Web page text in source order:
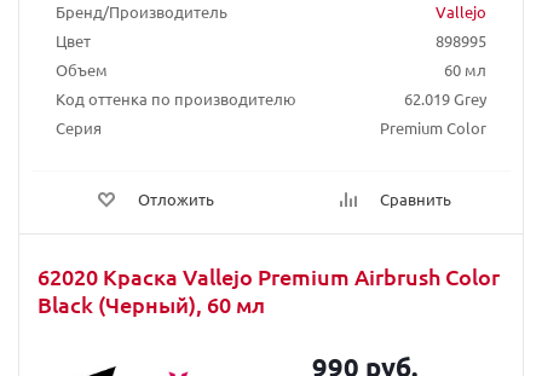
Бренд/Производитель
Vallejo
Цвет
898995
Объем
60 мл
Код оттенка по производителю
62.019 Grey
Серия
Premium Color
Отложить Сравнить
62020 Краска Vallejo Premium Airbrush Color
Black (Черный), 60 мл
990 руб.